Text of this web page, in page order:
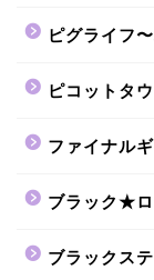
ピグライフ
ピコットタ
ファイナル
ブラック★
ブラックス